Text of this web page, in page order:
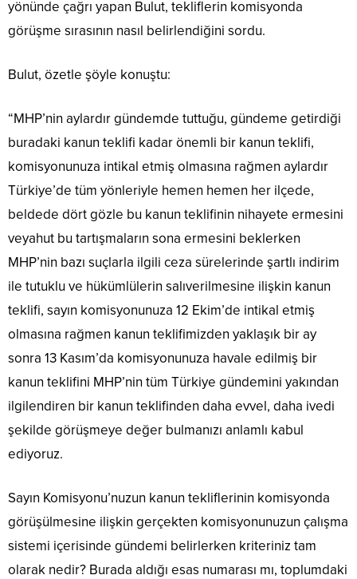
yönünde çağrı yapan Bulut, tekliflerin komisyonda
görüşme sırasının nasıl belirlendiğini sordu.
Bulut, özetle şöyle konuştu:
“MHP’nin aylardır gündemde tuttuğu, gündeme getirdiği
buradaki kanun teklifi kadar önemli bir kanun teklifi,
komisyonunuza intikal etmiş olmasına rağmen aylardır
Türkiye’de tüm yönleriyle hemen hemen her ilçede,
beldede dört gözle bu kanun teklifinin nihayete ermesini
veyahut bu tartışmaların sona ermesini beklerken
MHP’nin bazı suçlarla ilgili ceza sürelerinde şartlı indirim
ile tutuklu ve hükümlülerin salıverilmesine ilişkin kanun
teklifi, sayın komisyonunuza 12 Ekim’de intikal etmiş
olmasına rağmen kanun teklifimizden yaklaşık bir ay
sonra 13 Kasım’da komisyonunuza havale edilmiş bir
kanun teklifini MHP’nin tüm Türkiye gündemini yakından
ilgilendiren bir kanun teklifinden daha evvel, daha ivedi
şekilde görüşmeye değer bulmanızı anlamlı kabul
ediyoruz.
Sayın Komisyonu’nuzun kanun tekliflerinin komisyonda
görüşülmesine ilişkin gerçekten komisyonunuzun çalışma
sistemi içerisinde gündemi belirlerken kriteriniz tam
olarak nedir? Burada aldığı esas numarası mı, toplumdaki